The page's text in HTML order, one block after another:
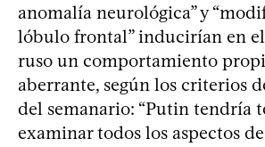
anomalía neurológica” y
lóbulo frontal” inducirían en
ruso un comportamiento
aberrante, según los criterios
del semanario: “Putin tendría
examinar todos los aspectos